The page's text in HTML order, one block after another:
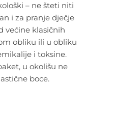
– ne šteti niti
i za pranje dječje
većine klasičnih
obliku ili u obliku
i toksine.
u okolišu ne
boce.